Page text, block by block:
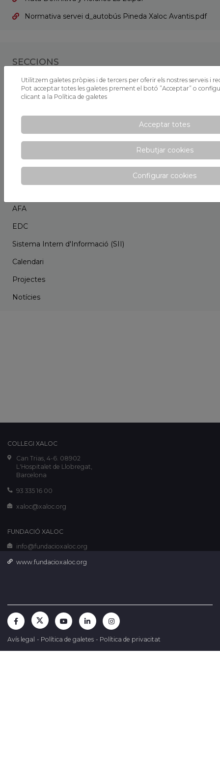
Normativa servei d_autobús Pineda Xaloc Avantis.pdf
SECCIONS
Informació general
Inscripció jornada de portes obertes
Calendari
AFA
EDC
Sistema Intern d'Informació (SII)
Calendari
Projectes
Notícies
COL·LEGI XALOC
Can Trias, 4-6. 08902
L'Hospitalet de Llobregat,
Barcelona
93 335 16 00
xaloc@xaloc.org
FUNDACIÓ XALOC
info@fundacioxaloc.org
www.fundacioxaloc.org
Avís legal - Política de galetes - Política de privacitat
Utilitzem galetes pròpies i de tercers per oferir els nostres serveis i
Pot acceptar totes les galetes prement el botó ”Acceptar” o
clicant a la Política de galetes
Acceptar totes
Rebutjar cookies
Configurar cookies